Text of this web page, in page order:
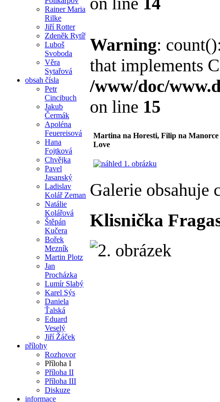
Rainer Maria
Rilke
Jiří Rotter
Zdeněk Rytíř
Luboš
Svoboda
Věra
Sytařová
obsah čísla
Petr
Cincibuch
Jakub
Čermák
Apoléna
Feuereisová
Hana
Fojtková
Chvějka
Pavel
Jasanský
Ladislav
Kolář Zeman
Natálie
Kolářová
Štěpán
Kučera
Bořek
Mezník
Martin Plotz
Jan
Procházka
Lumír Slabý
Karel Sýs
Daniela
Ťalská
Eduard
Veselý
Jiří Žáček
přílohy
Rozhovor
Příloha I
Příloha II
Příloha III
Diskuze
informace
Warning:
that implements
/www/doc/
on line 15
Martina na Horesti, Filip na Manorce
Love
Galerie obsahuje
Klisnička